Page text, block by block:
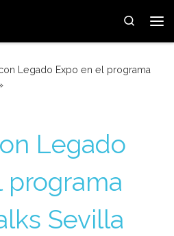
Search
Legado Expo en el programa
Legado
programa
Sevilla